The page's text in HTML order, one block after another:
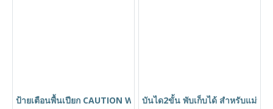
ป้ายเตือนพื้นเปียก CAUTION WET FLOOR ตรา HORECAT 56022
บันได2ขั้น พับเก็บได้ สำหรับแม่บ้า